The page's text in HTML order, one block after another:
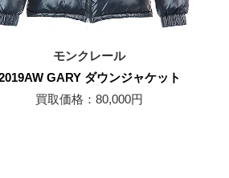
モンクレール
GARY ダウンジャケット
買取価格：80,000円